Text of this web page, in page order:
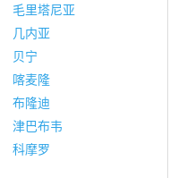
毛里塔尼亚
几内亚
贝宁
喀麦隆
布隆迪
津巴布韦
科摩罗